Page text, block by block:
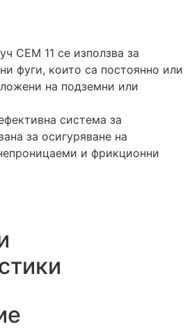
СЕМ 11 се използва за
фуги, които са постоянно или
на подземни или
система за
за осигуряване на
и фрикционни